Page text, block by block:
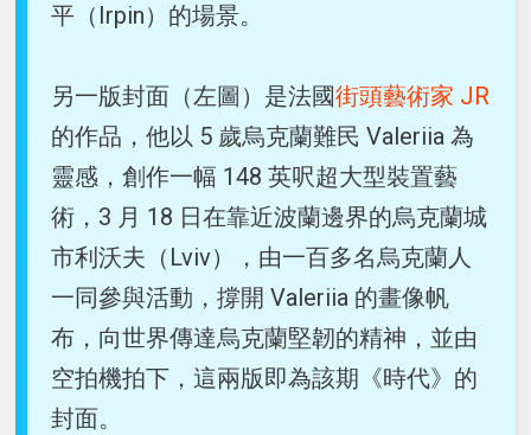
平（Irpin）的場景。
另一版封面（左圖）是法國街頭藝術家 JR
的作品，他以 5 歲烏克蘭難民 Valeriia 為
靈感，創作一幅 148 英呎超大型裝置藝
術，3 月 18 日在靠近波蘭邊界的烏克蘭城
市利沃夫（Lviv），由一百多名烏克蘭人
一同參與活動，撐開 Valeriia 的畫像帆
布，向世界傳達烏克蘭堅韌的精神，並由
空拍機拍下，這兩版即為該期《時代》的
封面。